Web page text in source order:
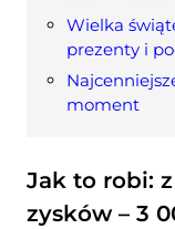
Wielka
prezenty i
moment
Jak to robi:
zysków – 3